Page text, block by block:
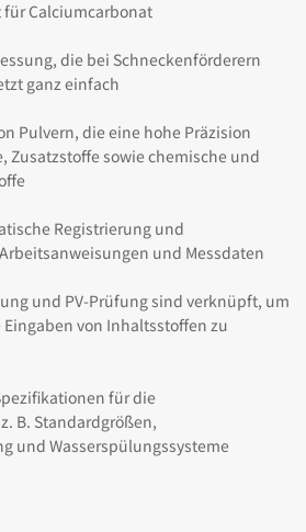
für Calciumcarbonat
die bei Schneckenförderern
ganz einfach
Pulvern, die eine hohe Präzision
Zusatzstoffe sowie chemische und
Registrierung und
und Messdaten
und PV-Prüfung sind verknüpft, um
von Inhaltsstoffen zu
für die
B. Standardgrößen,
und Wasserspülungssysteme